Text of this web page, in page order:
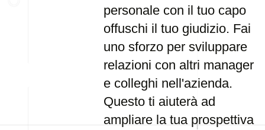
personale con il tuo capo
offuschi il tuo giudizio. Fai
uno sforzo per sviluppare
relazioni con altri manager
e colleghi nell'azienda.
Questo ti aiuterà ad
ampliare la tua prospettiva